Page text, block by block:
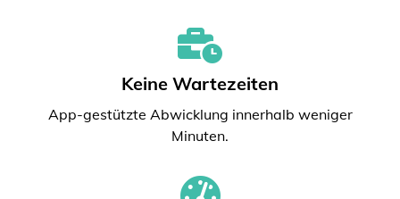
Keine Wartezeiten
App-gestützte Abwicklung innerhalb weniger
Minuten.